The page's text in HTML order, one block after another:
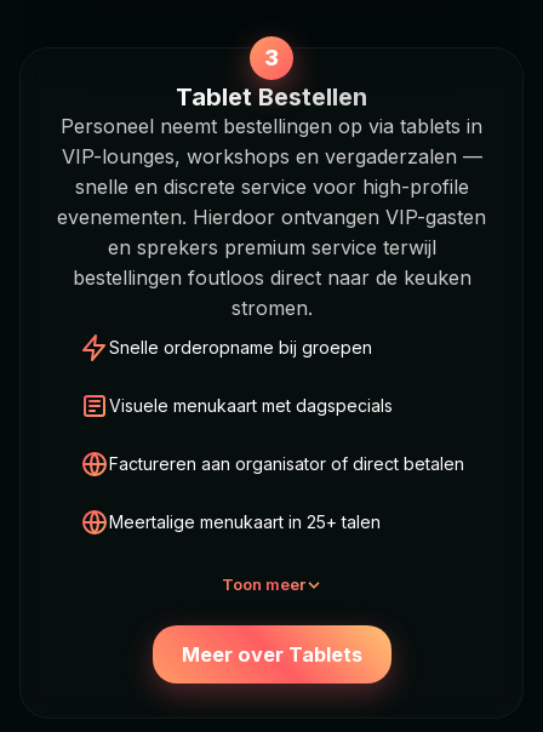
Tablet Bestellen
Personeel neemt bestellingen op via tablets in
VIP-lounges, workshops en vergaderzalen —
snelle en discrete service voor high-profile
evenementen. Hierdoor ontvangen VIP-gasten
en sprekers premium service terwijl
bestellingen foutloos direct naar de keuken
stromen.
Snelle orderopname bij groepen
Visuele menukaart met dagspecials
Factureren aan organisator of direct betalen
Meertalige menukaart in 25+ talen
Toon meer
Meer over Tablets